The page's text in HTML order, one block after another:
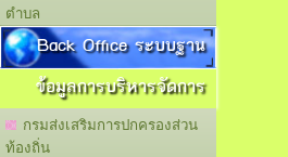
ตำบล
Back Office ระบบฐาน
ข้อมูลการบริหารจัดการ
กรมส่งเสริมการปกครองส่วน
ท้องถิ่น